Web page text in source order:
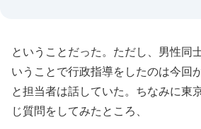
ということだった。ただし、男性同
いうことで行政指導をしたのは今回
と担当者は話していた。ちなみに東
じ質問をしてみたところ、